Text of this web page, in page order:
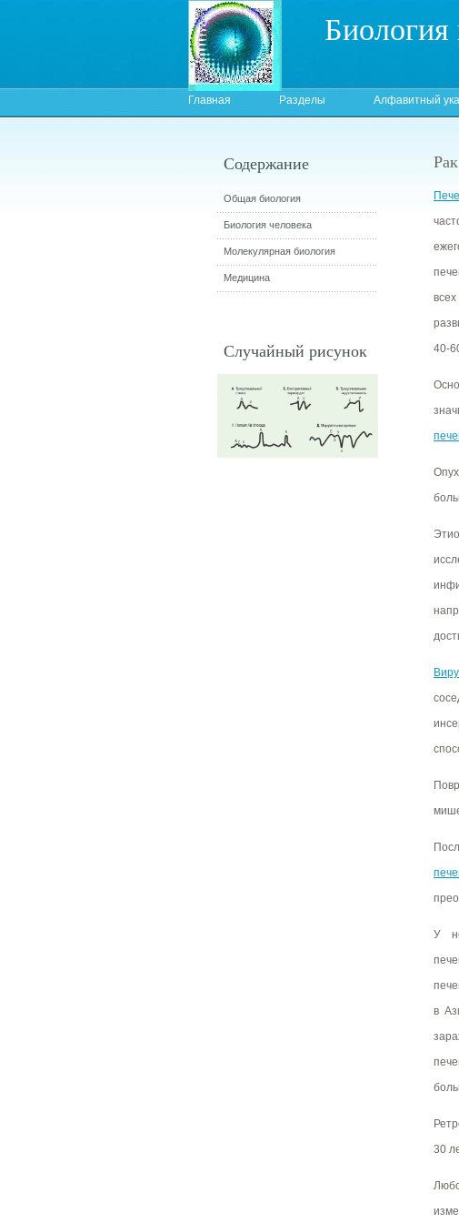
Главная Разделы Алфавитный
40-
У
в
30
Содержание
Общая биология
Биология человека
Молекулярная биология
Медицина
Случайный рисунок